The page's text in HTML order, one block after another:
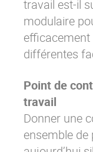
travail est-il
modulaire
différentes
Point de
travail
Donner une
ensemble